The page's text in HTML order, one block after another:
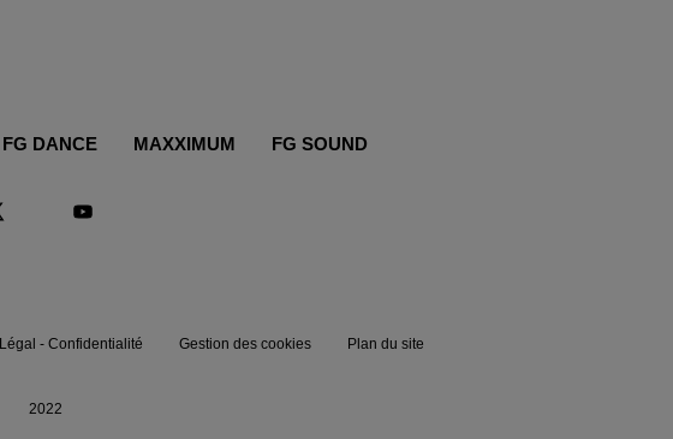
FG DANCE MAXXIMUM FG SOUND
Légal - Confidentialité Gestion des cookies Plan du site
2022